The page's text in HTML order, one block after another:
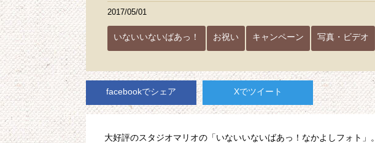
2017/05/01
いないいないばあっ！ お祝い キャンペーン 写真・ビデオ
facebookでシェア Xでツイート
大好評のスタジオマリオの「いないいないばあっ！なかよしフォト」。